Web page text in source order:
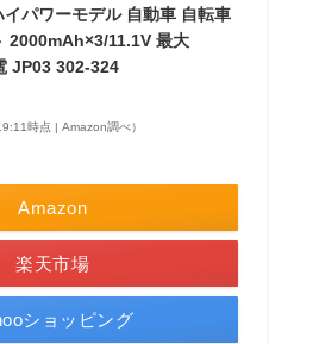
パワーモデル 自動車 自転車
2000mAh×3/11.1V 最大
JP03 302-324
時点 | Amazon調べ）
Amazon
楽天市場
ショッピング